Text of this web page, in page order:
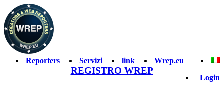
REGISTRO WREP
Reporters Servizi link
Wrep.eu
Login